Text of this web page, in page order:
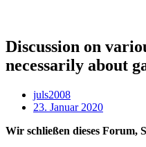
Discussion on
necessarily about
juls2008
23. Januar 2020
Wir schließen dieses Forum,